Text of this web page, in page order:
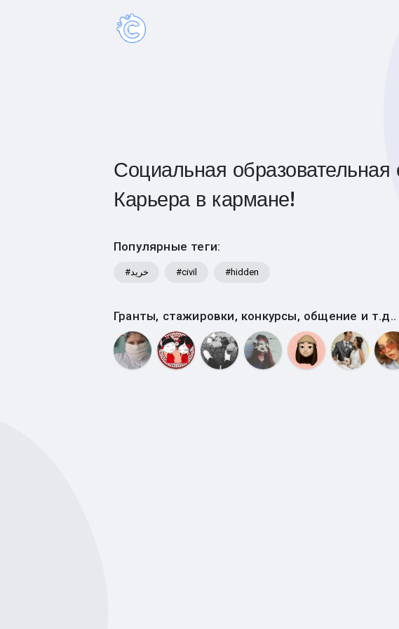
Социальная образовательная
Карьера в кармане!
Популярные теги:
#خرید #civil #hidden
Гранты, стажировки, конкурсы, общение и